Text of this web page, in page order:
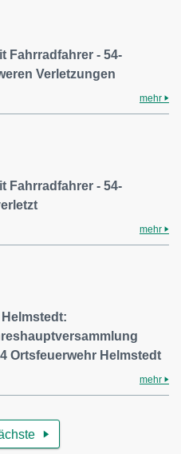
Fahrradfahrer - 54-
Verletzungen
mehr
Fahrradfahrer - 54-
mehr
Helmstedt:
Ortsfeuerwehr Helmstedt
mehr
